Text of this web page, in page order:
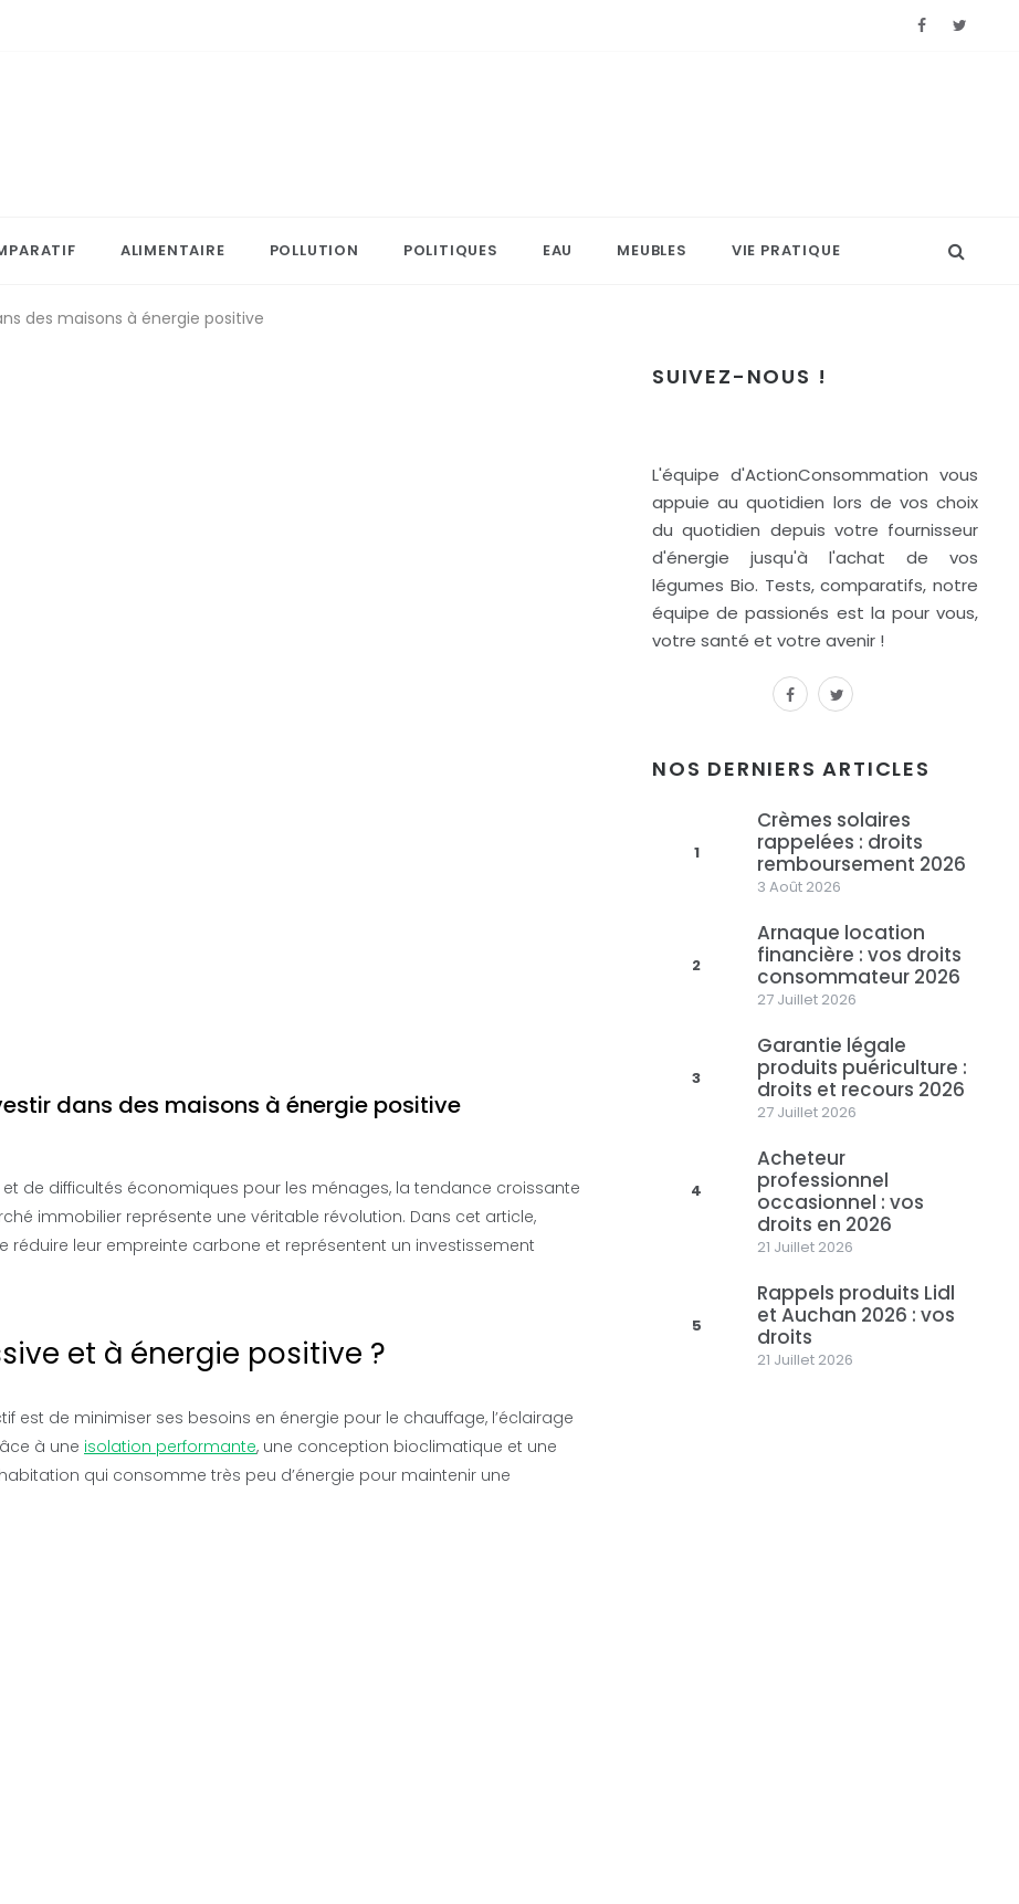
ALIMENTAIRE POLLUTION POLITIQUES EAU MEUBLES VIE PRATIQUE
des maisons à énergie positive
dans des maisons à énergie positive
de difficultés économiques pour les ménages, la tendance croissante
immobilier représente une véritable révolution. Dans cet article,
leur empreinte carbone et représentent un investissement
et à énergie positive ?
est de minimiser ses besoins en énergie pour le chauffage, l’éclairage
à une isolation performante, une conception bioclimatique et une
qui consomme très peu d’énergie pour maintenir une
SUIVEZ-NOUS !
L'équipe d'ActionConsommation vous
appuie au quotidien lors de vos choix
du quotidien depuis votre fournisseur
d'énergie jusqu'à l'achat de vos
légumes Bio. Tests, comparatifs, notre
équipe de passionés est la pour vous,
votre santé et votre avenir !
facebook
twitter
NOS DERNIERS ARTICLES
1
Crèmes solaires
rappelées : droits
remboursement 2026
3 Août 2026
2
Arnaque location
financière : vos droits
consommateur 2026
27 Juillet 2026
3
Garantie légale
produits puériculture :
droits et recours 2026
27 Juillet 2026
4
Acheteur
professionnel
occasionnel : vos
droits en 2026
21 Juillet 2026
5
Rappels produits Lidl
et Auchan 2026 : vos
droits
21 Juillet 2026